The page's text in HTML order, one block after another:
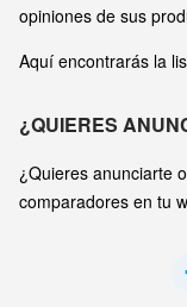
opiniones de sus
Aquí encontrarás la
¿QUIERES
¿Quieres anunciarte
comparadores en tu